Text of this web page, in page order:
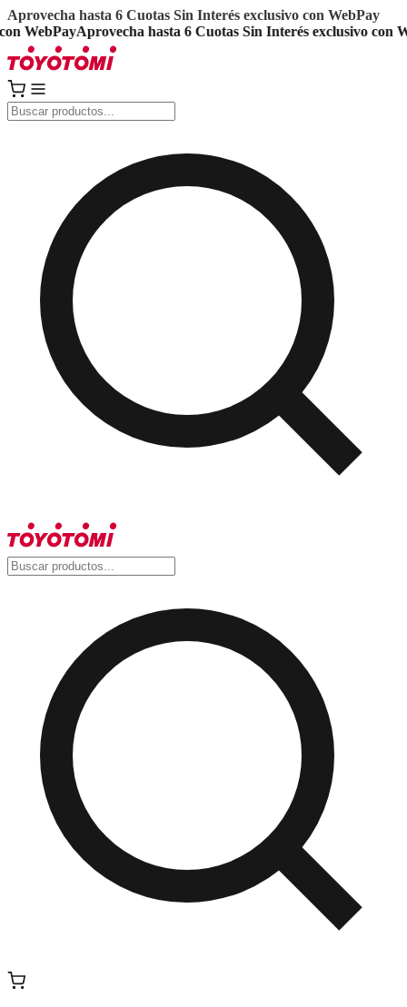
Aprovecha hasta 6 Cuotas Sin Interés exclusivo con WebPay
Aprovecha hasta 6 Cuotas Sin Interés exclusivo con WebPay